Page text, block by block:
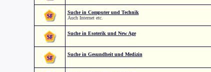
Suche in Computer und Technik
Auch Internet etc.
Suche in Esoterik und New Age
Suche in Gesundheit und Medizin